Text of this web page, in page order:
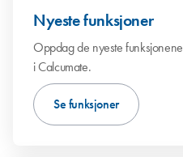
Nyeste funksjoner
Oppdag de nyeste
i Calcumate.
Se funksjoner